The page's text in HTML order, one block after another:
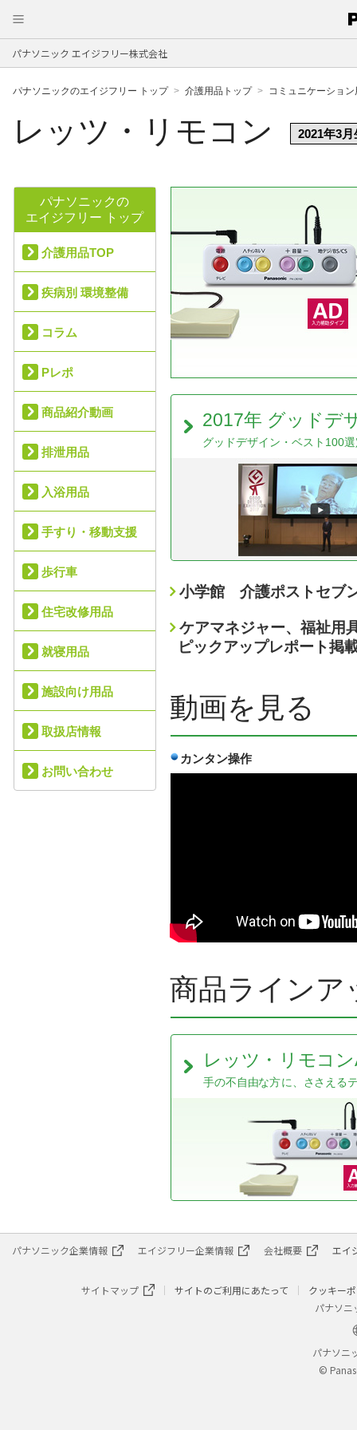
パナソニック エイジフリー株式会社
パナソニックのエイジフリー トップ 介護用品トップ コミュニケーション
レッツ・リモコン 2021年3
2017年 グッドデ
グッドデザイン・ベスト100
小学館 介護ポストセブ
ケアマネジャー、福祉用
ピックアップレポート掲
動画を見る
カンタン操作
商品ラインア
レッツ・リモコ
手の不自由な方に、ささえる
パナソニックの
エイジフリー トップ
介護用品TOP
疾病別 環境整備
コラム
Pレポ
商品紹介動画
排泄用品
入浴用品
手すり・移動支援
歩行車
住宅改修用品
就寝用品
施設向け用品
取扱店情報
お問い合わせ
パナソニック企業情報 エイジフリー企業情報 会社概要 エイ
サイトマップ サイトのご利用にあたって
クッキー
パナソニ
パナソニ
©